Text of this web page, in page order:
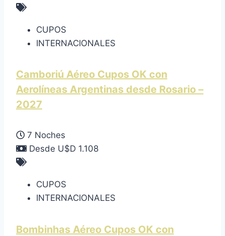
CUPOS
INTERNACIONALES
Camboriú Aéreo Cupos OK con
Aerolíneas Argentinas desde Rosario –
2027
7 Noches
Desde U$D 1.108
CUPOS
INTERNACIONALES
Bombinhas Aéreo Cupos OK con